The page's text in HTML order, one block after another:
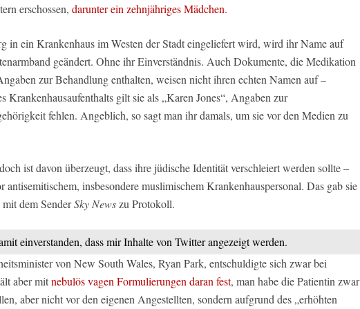
erschossen, darunter ein zehnjähriges Mädchen.
in ein Krankenhaus im Westen der Stadt eingeliefert wird, wird ihr Name auf
geändert. Ohne ihr Einverständnis. Auch Dokumente, die Medikation
zur Behandlung enthalten, weisen nicht ihren echten Namen auf –
Krankenhausaufenthalts gilt sie als „Karen Jones“, Angaben zur
fehlen. Angeblich, so sagt man ihr damals, um sie vor den Medien zu
ist davon überzeugt, dass ihre jüdische Identität verschleiert werden sollte –
antisemitischem, insbesondere muslimischem Krankenhauspersonal. Das gab sie
dem SenderSky Newszu Protokoll.
einverstanden, dass mir Inhalte von Twitter angezeigt werden.
von New South Wales, Ryan Park, entschuldigte sich zwar bei
aber mitnebulös vagen Formulierungen daran fest, man habe die Patientin zwar
aber nicht vor den eigenen Angestellten, sondern aufgrund des „erhöhten